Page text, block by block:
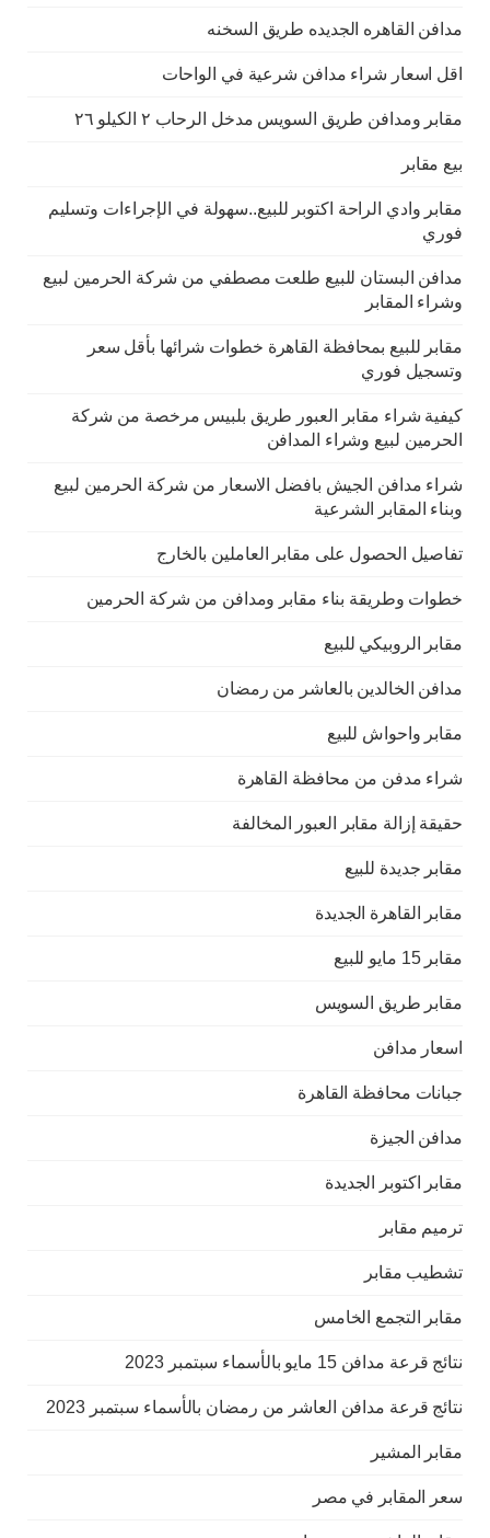
مدافن القاهره الجديده طريق السخنه
اقل اسعار شراء مدافن شرعية في الواحات
مقابر ومدافن طريق السويس مدخل الرحاب ٢ الكيلو ٢٦
بيع مقابر
مقابر وادي الراحة اكتوبر للبيع..سهولة في الإجراءات وتسليم
فوري
مدافن البستان للبيع طلعت مصطفي من شركة الحرمين لبيع
وشراء المقابر
مقابر للبيع بمحافظة القاهرة خطوات شرائها بأقل سعر
وتسجيل فوري
كيفية شراء مقابر العبور طريق بلبيس مرخصة من شركة
الحرمين لبيع وشراء المدافن
شراء مدافن الجيش بافضل الاسعار من شركة الحرمين لبيع
وبناء المقابر الشرعية
تفاصيل الحصول على مقابر العاملين بالخارج
خطوات وطريقة بناء مقابر ومدافن من شركة الحرمين
مقابر الروبيكي للبيع
مدافن الخالدين بالعاشر من رمضان
مقابر واحواش للبيع
شراء مدفن من محافظة القاهرة
حقيقة إزالة مقابر العبور المخالفة
مقابر جديدة للبيع
مقابر القاهرة الجديدة
مقابر 15 مايو للبيع
مقابر طريق السويس
اسعار مدافن
جبانات محافظة القاهرة
مدافن الجيزة
مقابر اكتوبر الجديدة
ترميم مقابر
تشطيب مقابر
مقابر التجمع الخامس
نتائج قرعة مدافن 15 مايو بالأسماء سبتمبر 2023
نتائج قرعة مدافن العاشر من رمضان بالأسماء سبتمبر 2023
مقابر المشير
سعر المقابر في مصر